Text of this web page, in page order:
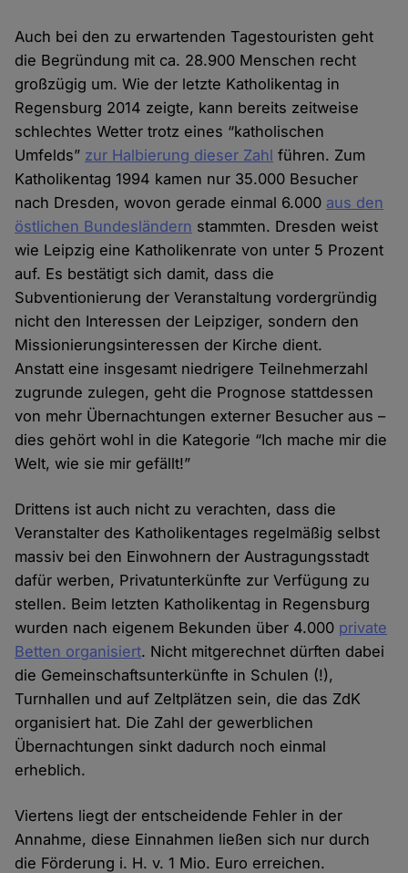
Auch bei den zu erwartenden Tagestouristen geht
die Begründung mit ca. 28.900 Menschen recht
großzügig um. Wie der letzte Katholikentag in
Regensburg 2014 zeigte, kann bereits zeitweise
schlechtes Wetter trotz eines “katholischen
Umfelds” zur Halbierung dieser Zahl führen. Zum
Katholikentag 1994 kamen nur 35.000 Besucher
nach Dresden, wovon gerade einmal 6.000 aus den
östlichen Bundesländern stammten. Dresden weist
wie Leipzig eine Katholikenrate von unter 5 Prozent
auf. Es bestätigt sich damit, dass die
Subventionierung der Veranstaltung vordergründig
nicht den Interessen der Leipziger, sondern den
Missionierungsinteressen der Kirche dient.
Anstatt eine insgesamt niedrigere Teilnehmerzahl
zugrunde zulegen, geht die Prognose stattdessen
von mehr Übernachtungen externer Besucher aus –
dies gehört wohl in die Kategorie “Ich mache mir die
Welt, wie sie mir gefällt!”
Drittens ist auch nicht zu verachten, dass die
Veranstalter des Katholikentages regelmäßig selbst
massiv bei den Einwohnern der Austragungsstadt
dafür werben, Privatunterkünfte zur Verfügung zu
stellen. Beim letzten Katholikentag in Regensburg
wurden nach eigenem Bekunden über 4.000 private
Betten organisiert. Nicht mitgerechnet dürften dabei
die Gemeinschaftsunterkünfte in Schulen (!),
Turnhallen und auf Zeltplätzen sein, die das ZdK
organisiert hat. Die Zahl der gewerblichen
Übernachtungen sinkt dadurch noch einmal
erheblich.
Viertens liegt der entscheidende Fehler in der
Annahme, diese Einnahmen ließen sich nur durch
die Förderung i. H. v. 1 Mio. Euro erreichen.